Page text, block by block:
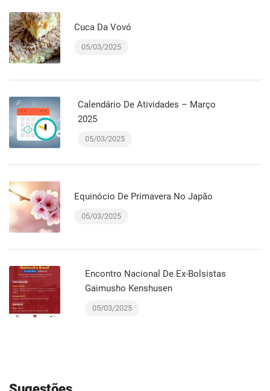
Cuca Da Vovó
05/03/2025
Calendário De Atividades – Março
2025
05/03/2025
Equinócio De Primavera No Japão
05/03/2025
Encontro Nacional De Ex-Bolsistas
Gaimusho Kenshusen
05/03/2025